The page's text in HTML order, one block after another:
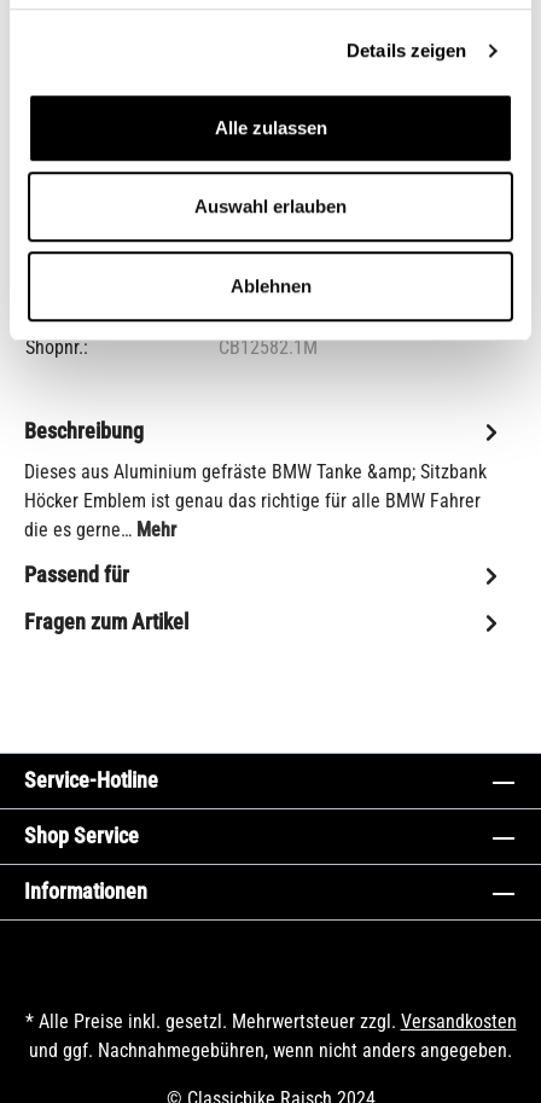
Details zeigen
Alle zulassen
Auswahl erlauben
Ablehnen
Artikelnr.:
211257590.1
Shopnr.:
CB12582.1M
Beschreibung
Dieses aus Aluminium gefräste BMW Tanke &amp; Sitzbank
Höcker Emblem ist genau das richtige für alle BMW Fahrer
die es gerne… Mehr
Passend für
Fragen zum Artikel
Service-Hotline
Shop Service
Informationen
* Alle Preise inkl. gesetzl. Mehrwertsteuer zzgl. Versandkosten
und ggf. Nachnahmegebühren, wenn nicht anders angegeben.